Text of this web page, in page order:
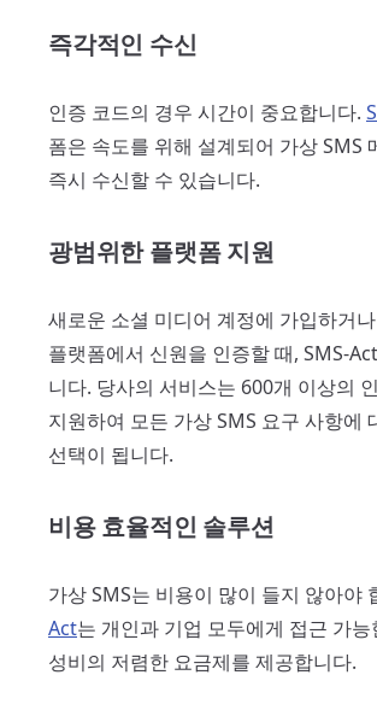
즉각적인 수신
인증 코드의 경우 시간이 중요합니다.
폼은 속도를 위해 설계되어 가상 SMS
즉시 수신할 수 있습니다.
광범위한 플랫폼 지원
새로운 소셜 미디어 계정에 가입하거
플랫폼에서 신원을 인증할 때, SMS-
니다. 당사의 서비스는 600개 이상의
지원하여 모든 가상 SMS 요구 사항에
선택이 됩니다.
비용 효율적인 솔루션
가상 SMS는 비용이 많이 들지 않아야
Act는 개인과 기업 모두에게 접근 가
성비의 저렴한 요금제를 제공합니다.